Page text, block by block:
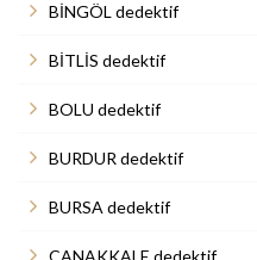
BİNGÖL dedektif
BİTLİS dedektif
BOLU dedektif
BURDUR dedektif
BURSA dedektif